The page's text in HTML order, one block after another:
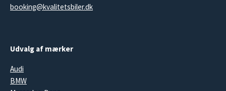
booking@kvalitetsbiler.dk
Udvalg af mærker
Audi
BMW